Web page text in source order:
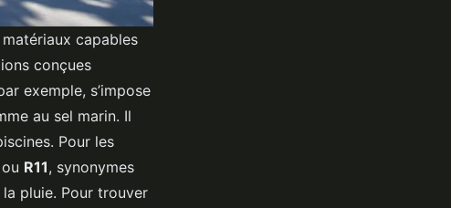
capables
conçues
exemple, s’impose
au sel marin. Il
Pour les
ou R11, synonymes
pluie. Pour trouver